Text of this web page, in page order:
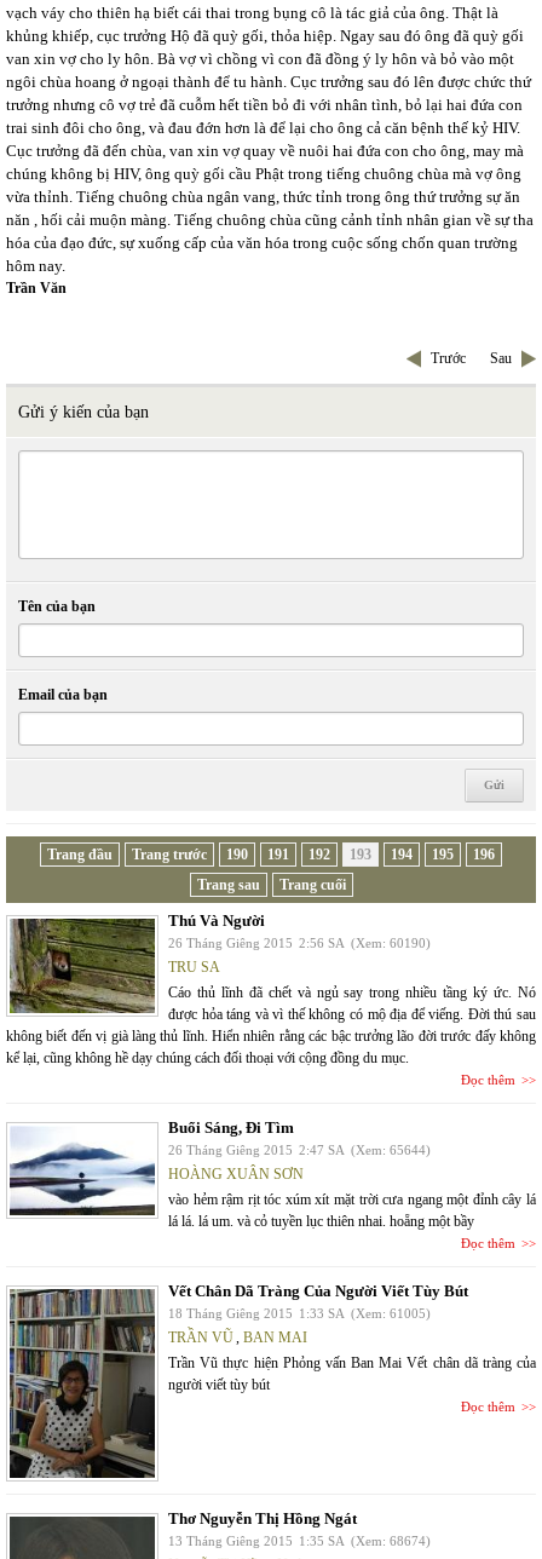
vạch váy cho thiên hạ biết cái thai trong bụng cô là tác giả của ông. Thật là
khủng khiếp, cục trưởng Hộ đã quỳ gối, thỏa hiệp. Ngay sau đó ông đã quỳ gối
van xin vợ cho ly hôn. Bà vợ vì chồng vì con đã đồng ý ly hôn và bỏ vào một
ngôi chùa hoang ở ngoại thành để tu hành. Cục trưởng sau đó lên được chức thứ
trưởng nhưng cô vợ trẻ đã cuỗm hết tiền bỏ đi với nhân tình, bỏ lại hai đứa con
trai sinh đôi cho ông, và đau đớn hơn là để lại cho ông cả căn bệnh thế kỷ HIV.
Cục trưởng đã đến chùa, van xin vợ quay về nuôi hai đứa con cho ông, may mà
chúng không bị HIV, ông quỳ gối cầu Phật trong tiếng chuông chùa mà vợ ông
vừa thỉnh. Tiếng chuông chùa ngân vang, thức tỉnh trong ông thứ trưởng sự ăn
năn , hối cải muộn màng. Tiếng chuông chùa cũng cảnh tỉnh nhân gian về sự tha
hóa của đạo đức, sự xuống cấp của văn hóa trong cuộc sống chốn quan trường
hôm nay.
Trần Văn
Trước Sau
Gửi ý kiến của bạn
Tên của bạn
Email của bạn
Trang đầu Trang trước 190 191 192 193 194 195
196
Trang sau
Trang cuối
Thú Và Người
26 Tháng Giêng 2015 2:56 SA (Xem: 60190)
TRU SA
Cáo thủ lĩnh đã chết và ngủ say trong nhiều tầng ký ức. Nó
được hỏa táng và vì thế không có mộ địa để viếng. Đời thú sau
không biết đến vị già làng thủ lĩnh. Hiển nhiên rằng các bậc trưởng lão đời trước đấy không
kể lại, cũng không hề dạy chúng cách đối thoại với cộng đồng du mục.
Đọc thêm
Buổi Sáng, Đi Tìm
26 Tháng Giêng 2015 2:47 SA (Xem: 65644)
HOÀNG XUÂN SƠN
vào hẻm rậm rịt tóc xúm xít mặt trời cưa ngang một đỉnh cây lá
lá lá. lá um. và cỏ tuyền lục thiên nhai. hoẵng một bầy
Đọc thêm
Vết Chân Dã Tràng Của Người Viết Tùy Bút
18 Tháng Giêng 2015 1:33 SA (Xem: 61005)
TRẦN VŨ, BAN MAI
Trần Vũ thực hiện Phỏng vấn Ban Mai Vết chân dã tràng của
người viết tùy bút
Đọc thêm
Thơ Nguyễn Thị Hồng Ngát
13 Tháng Giêng 2015 1:35 SA (Xem: 68674)